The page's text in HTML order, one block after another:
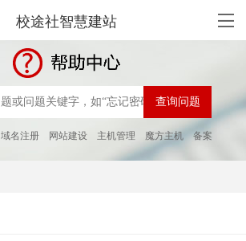
校途社智慧建站
域名注册 网站建设 主机管理 魔方主机 备案